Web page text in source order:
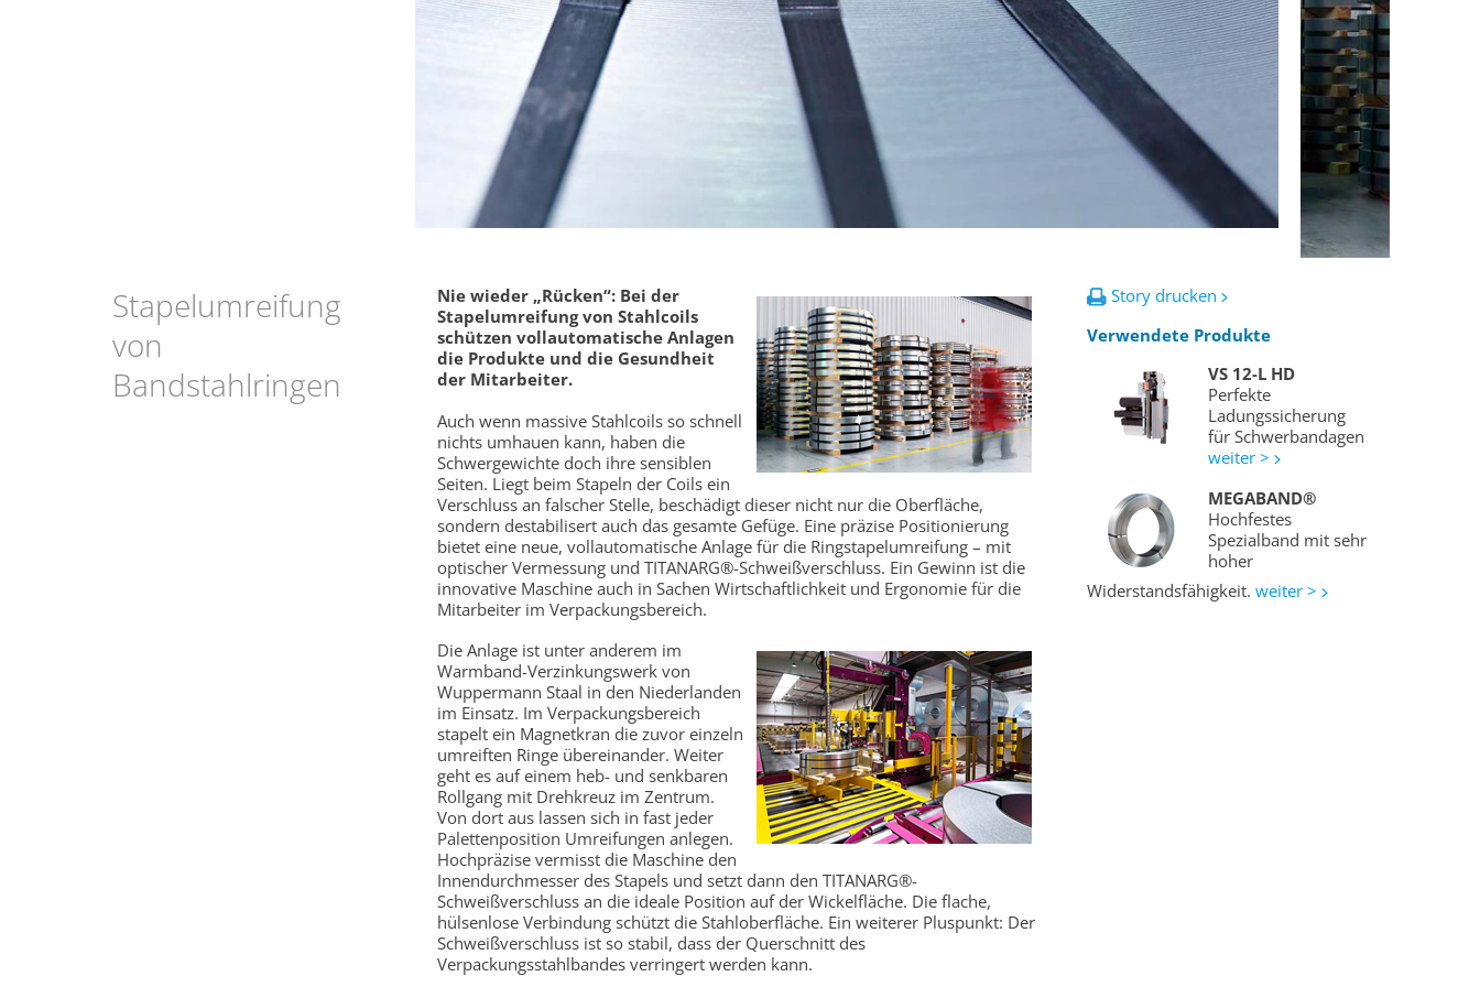
Stapelumreifung
von
Bandstahlringen
Nie wieder „Rücken“: Bei der
Stapelumreifung von Stahlcoils
schützen vollautomatische Anlagen
die Produkte und die Gesundheit
der Mitarbeiter.
Auch wenn massive Stahlcoils so schnell
nichts umhauen kann, haben die
Schwergewichte doch ihre sensiblen
Seiten. Liegt beim Stapeln der Coils ein
Verschluss an falscher Stelle, beschädigt dieser nicht nur die Oberfläche,
sondern destabilisert auch das gesamte Gefüge. Eine präzise Positionierung
bietet eine neue, vollautomatische Anlage für die Ringstapelumreifung – mit
optischer Vermessung und TITANARG®-Schweißverschluss. Ein Gewinn ist die
innovative Maschine auch in Sachen Wirtschaftlichkeit und Ergonomie für die
Mitarbeiter im Verpackungsbereich.
Die Anlage ist unter anderem im
Warmband-Verzinkungswerk von
Wuppermann Staal in den Niederlanden
im Einsatz. Im Verpackungsbereich
stapelt ein Magnetkran die zuvor einzeln
umreiften Ringe übereinander. Weiter
geht es auf einem heb- und senkbaren
Rollgang mit Drehkreuz im Zentrum.
Von dort aus lassen sich in fast jeder
Palettenposition Umreifungen anlegen.
Hochpräzise vermisst die Maschine den
Innendurchmesser des Stapels und setzt dann den TITANARG®-
Schweißverschluss an die ideale Position auf der Wickelfläche. Die flache,
hülsenlose Verbindung schützt die Stahloberfläche. Ein weiterer Pluspunkt: Der
Schweißverschluss ist so stabil, dass der Querschnitt des
Verpackungsstahlbandes verringert werden kann.
Story drucken
Verwendete Produkte
VS 12-L HD
Perfekte
Ladungssicherung
für Schwerbandagen
weiter >
MEGABAND®
Hochfestes
Spezialband mit sehr
hoher
Widerstandsfähigkeit. weiter >